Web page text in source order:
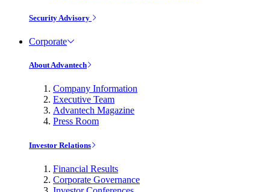
Security Advisory
Corporate
About Advantech
Company Information
Executive Team
Advantech Magazine
Press Room
Investor Relations
Financial Results
Corporate Governance